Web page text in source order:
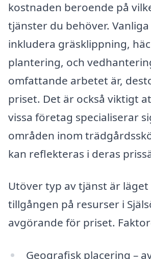
kostnaden beroende på
tjänster du behöver.
inkludera gräsklippning,
plantering, och
omfattande arbetet är,
priset. Det är också viktigt
vissa företag specialiserar
områden inom
kan reflekteras i deras
Utöver typ av tjänst är läget
tillgången på resurser i
avgörande för priset.
Geografisk placering –